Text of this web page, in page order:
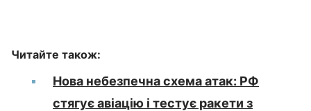
Читайте також:
Нова небезпечна схема атак: РФ
стягує авіацію і тестує ракети з